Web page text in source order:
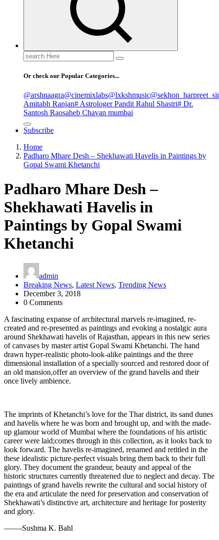
Search
for:
Or check our Popular Categories...
@arshnaagra@cinemixlabs@lxkshmusic
Amitabh Ranjan# Astrologer Pandit Rahul Shastri# Dr.
Santosh Raosaheb Chavan mumbai
Subscribe
Home
Padharo Mhare Desh – Shekhawati Havelis in Paintings by
Gopal Swami Khetanchi
Padharo Mhare Desh –
Shekhawati Havelis in
Paintings by Gopal Swami
Khetanchi
admin
Breaking News, Latest News, Trending News
December 3, 2018
0 Comments
A fascinating expanse of architectural marvels re-imagined, re-
created and re-presented as paintings and evoking a nostalgic aura
around Shekhawati havelis of Rajasthan, appears in this new series
of canvases by master artist Gopal Swami Khetanchi. The hand
drawn hyper-realistic photo-look-alike paintings and the three
dimensional installation of a specially sourced and restored door of
an old mansion,offer an overview of the grand havelis and their
once lively ambience.
The imprints of Khetanchi’s love for the Thar district, its sand dunes
and havelis where he was born and brought up, and with the made-
up glamour world of Mumbai where the foundations of his artistic
career were laid;comes through in this collection, as it looks back to
look forward. The havelis re-imagined, renamed and retitled in the
these idealistic picture-perfect visuals bring them back to their full
glory. They document the grandeur, beauty and appeal of the
historic structures currently threatened due to neglect and decay. The
paintings of grand havelis rewrite the cultural and social history of
the era and articulate the need for preservation and conservation of
Shekhawati’s distinctive art, architecture and heritage for posterity
and glory.
——-Sushma K. Bahl